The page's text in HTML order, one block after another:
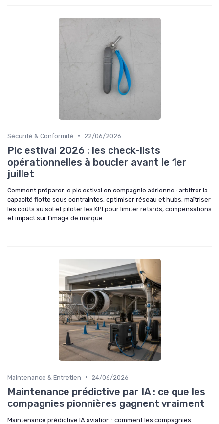
Sécurité & Conformité • 22/06/2026
Pic estival 2026 : les check-lists
opérationnelles à boucler avant le 1er
juillet
Comment préparer le pic estival en compagnie aérienne : arbitrer la
capacité flotte sous contraintes, optimiser réseau et hubs, maîtriser
les coûts au sol et piloter les KPI pour limiter retards, compensations
et impact sur l’image de marque.
Maintenance & Entretien • 24/06/2026
Maintenance prédictive par IA : ce que les
compagnies pionnières gagnent vraiment
Maintenance prédictive IA aviation : comment les compagnies